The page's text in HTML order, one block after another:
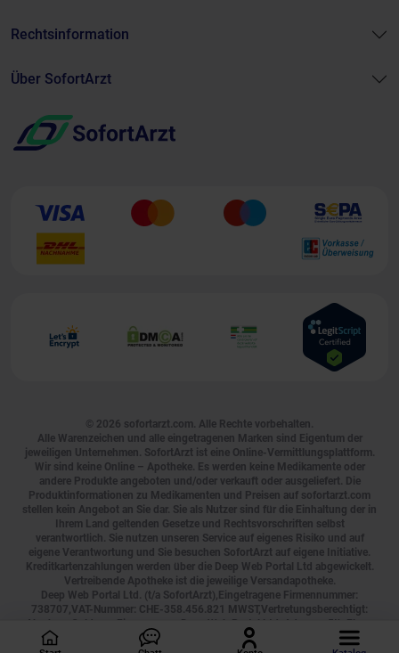
Rechtsinformation
Über SofortArzt
© 2026 sofortarzt.com. Alle Rechte vorbehalten.
Alle Warenzeichen und alle eingetragenen Marken sind Eigentum der
jeweiligen Unternehmen. SofortArzt ist eine Online-Vermittlungsplattform.
Wir sind keine Online – Apotheke. Es werden keine Medikamente oder
andere Produkte angeboten und/oder verkauft oder ausgeliefert. Die
Produktinformationen zu Medikamenten und Preisen auf sofortarzt.com
stellen kein Angebot an Sie dar. Sie als Nutzer sind für die Einhaltung der in
Ihrem Land geltenden Gesetze und Rechtsvorschriften selbst
verantwortlich. Sie nutzen unseren Service auf eigenes Risiko und auf
eigene Verantwortung und Sie besuchen SofortArzt auf eigene Initiative.
Kreditkartenzahlungen werden über die Deep Web Portal Ltd abgewickelt.
Vertreibende Apotheke ist die jeweilige Versandapotheke.
Deep Web Portal Ltd. (t/a SofortArzt),Eingetragene Firmennummer:
738707,VAT-Nummer: CHE-358.456.821 MWST,Vertretungsberechtigt:
Abraham Goldman,Firmenname: Deep Web Portal Ltd.,Adresse: 5th Floor,
40 Mespil Road, Ireland, D04 C2N4, Tel.:
0800 000 2755
, E-Mail: